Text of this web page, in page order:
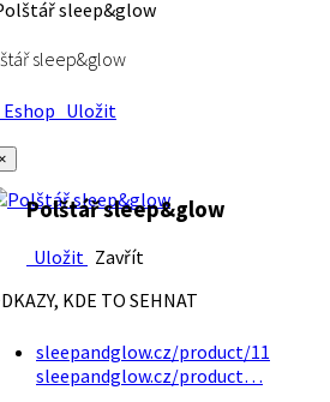
sleep&glow
Uložit
Polštář sleep&glow
Uložit Zavřít
KDE TO SEHNAT
sleepandglow.cz/product/11
sleepandglow.cz/product…